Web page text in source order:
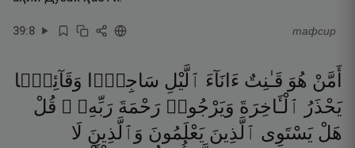
39:8 тафсир
أَمَّنْ هُوَ قَـٰنِتٌ ءَانَآءَ ٱلَّيْلِ سَاجِدًۭا
وَقَآئِمًۭا
يَحْذَرُ ٱلْـَٔاخِرَةَ وَيَرْجُوا۟ رَحْمَةَ رَبِّهِۦ ۗ قُلْ
هَلْ يَسْتَوِى ٱلَّذِينَ يَعْلَمُونَ وَٱلَّذِينَ لَا